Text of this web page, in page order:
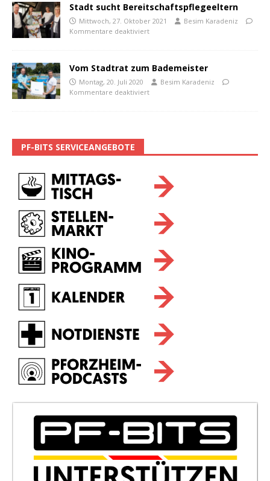
Stadt sucht Bereitschaftspflegeeltern
Mittwoch, 27. Oktober 2021
Besim Karadeniz
Kommentare deaktiviert
Vom Stadtrat zum Bademeister
Montag, 20. Juli 2020
Besim Karadeniz
Kommentare deaktiviert
PF-BITS SERVICEANGEBOTE